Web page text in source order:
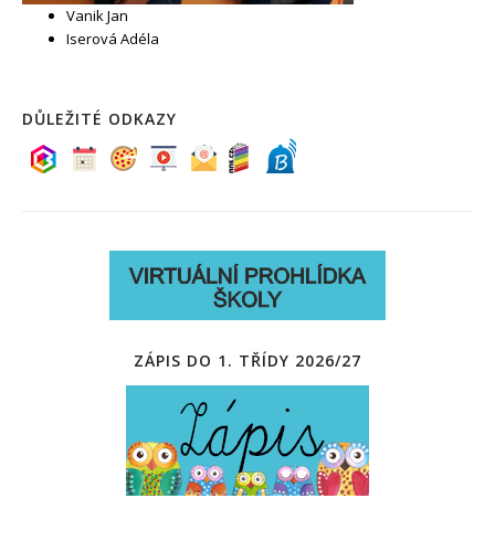
Vanik Jan
Iserová Adéla
DŮLEŽITÉ ODKAZY
ZÁPIS DO 1. TŘÍDY 2026/27